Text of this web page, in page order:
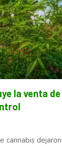
la venta
cannabis